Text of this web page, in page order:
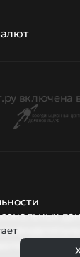
включена
правила